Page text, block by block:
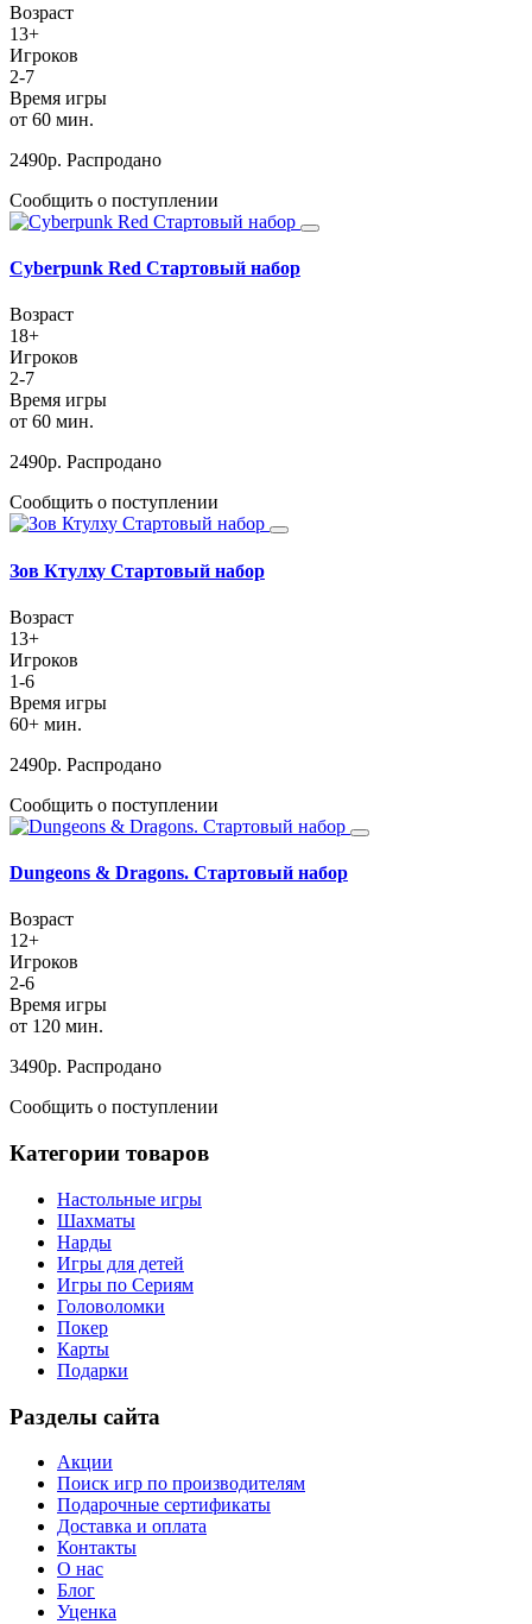
Возраст
13+
Игроков
2-7
Время игры
от 60 мин.
2490р. Распродано
Сообщить о поступлении
Cyberpunk Red Стартовый набор
Возраст
18+
Игроков
2-7
Время игры
от 60 мин.
2490р. Распродано
Сообщить о поступлении
Зов Ктулху Стартовый набор
Возраст
13+
Игроков
1-6
Время игры
60+ мин.
2490р. Распродано
Сообщить о поступлении
Dungeons & Dragons. Стартовый набор
Возраст
12+
Игроков
2-6
Время игры
от 120 мин.
3490р. Распродано
Сообщить о поступлении
Категории товаров
Настольные игры
Шахматы
Нарды
Игры для детей
Игры по Сериям
Головоломки
Покер
Карты
Подарки
Разделы сайта
Акции
Поиск игр по производителям
Подарочные сертификаты
Доставка и оплата
Контакты
О нас
Блог
Уценка